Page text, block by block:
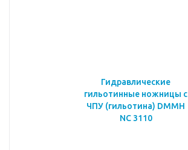
Гидравлические
гильотинные ножницы с
ЧПУ (гильотина) DMMH
NC 3110